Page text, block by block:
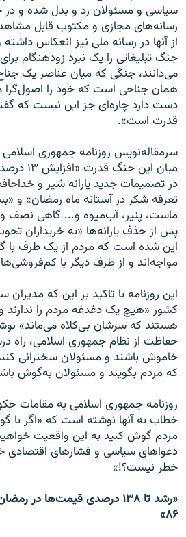
سیاسی و مسئولان رد و بدل شده و در
رسانه‌های مجازی و مکتوب قابل
از آنها در رسانه ملی نیز انعکاس
جنگ تبلیغاتی را یک نبرد زودهنگام
می‌دانند، جنگی که میان عناصر یک
همان جناحی است که خود را اصول‌گرا
دست دارد چاره‌ای جز این نیست که
قدرت است».
سرمقاله‌نویس روزنامه جمهوری اسلامی
میان این
در تصمیمات جدید یارانه شیر و
تعرفه شکر در آستانه ماه رمضان» و
ماست، پنیر، آب‌میوه و... گاهی نصف
پس از حذف یارانه‌ها «به خریداران
این شده است که مردم از یک طرف با
مواجه‌اند و از طرف دیگر با
این روزنامه با تاکید بر این که
کشور «هیچ یک دغدغه مردم را ندارند
هستند که سرشان بی‌کلاه می‌ماند»
حفاظت از نظام جمهوری اسلامی،
خاموش باشند و مسئولان سخنرانی
که مردم بگویند و مسئولان به‌گوش
روزنامه جمهوری اسلامی به مقامات
خطاب به آنها نوشته است که «اگر
مردم گوش کنید به این واقعیت
دعواهای سیاسی و فشارهای اقتصادی
خطر نیست؟!»
۸۶»